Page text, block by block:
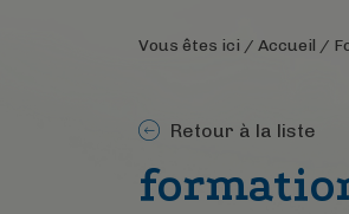
Vous êtes ici / Accueil /
Retour à la liste